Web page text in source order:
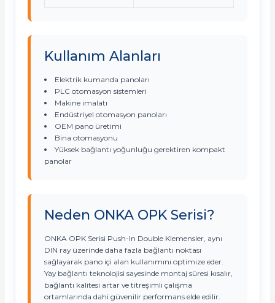
Kullanım Alanları
Elektrik kumanda panoları
PLC otomasyon sistemleri
Makine imalatı
Endüstriyel otomasyon panoları
OEM pano üretimi
Bina otomasyonu
Yüksek bağlantı yoğunluğu gerektiren kompakt
panolar
Neden ONKA OPK Serisi?
ONKA OPK Serisi Push-In Double Klemensler, aynı
DIN ray üzerinde daha fazla bağlantı noktası
sağlayarak pano içi alan kullanımını optimize eder.
Yay bağlantı teknolojisi sayesinde montaj süresi kısalır,
bağlantı kalitesi artar ve titreşimli çalışma
ortamlarında dahi güvenilir performans elde edilir.